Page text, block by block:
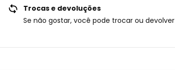
Trocas e devoluções
Se não gostar, você pode trocar ou devolver